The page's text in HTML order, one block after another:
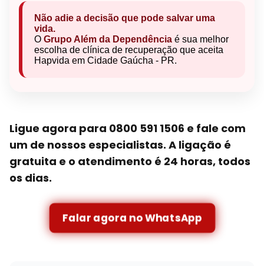
Não adie a decisão que pode salvar uma
vida.
O Grupo Além da Dependência é sua melhor
escolha de clínica de recuperação que aceita
Hapvida em Cidade Gaúcha - PR.
Ligue agora para 0800 591 1506 e fale com
um de nossos especialistas. A ligação é
gratuita e o atendimento é 24 horas, todos
os dias.
Falar agora no WhatsApp